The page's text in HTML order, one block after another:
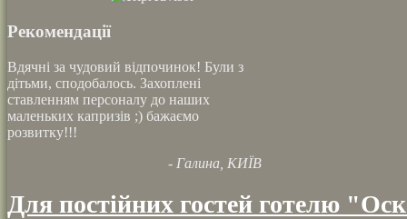
Рекомендації
Вдячні за чудовий відпочинок! Були з
дітьми, сподобалось. Захоплені
ставленням персоналу до наших
маленьких капризів ;) бажаємо
розвитку!!!
- Галина, КИЇВ
Для постійних гостей готелю